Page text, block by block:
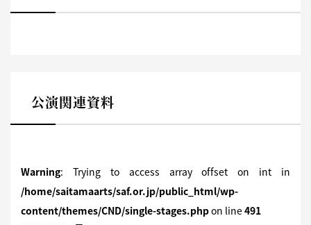
公演関連資料
Warning: Trying to access array offset on int in
/home/saitamaarts/saf.or.jp/public_html/wp-
content/themes/CND/single-stages.phpon line491